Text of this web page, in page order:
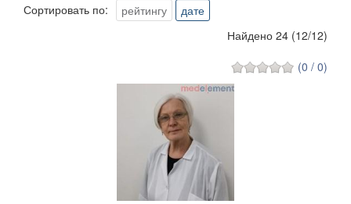
Сортировать по: рейтингу
дате
Найдено 24 (12/12)
(0 / 0)